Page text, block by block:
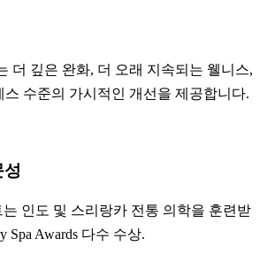
더 깊은 완화, 더 오래 지속되는 웰니스,
스 수준의 가시적인 개선을 제공합니다.
인도 및 스리랑카 전통 의학을 훈련받
Spa Awards 다수 수상.